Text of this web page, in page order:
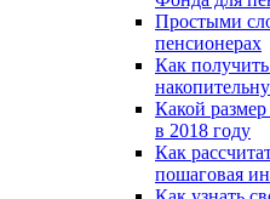
Простыми
пенсионерах
Как
Какой
в 2018 году
Как
пошаговая